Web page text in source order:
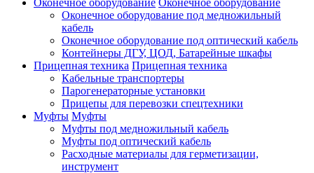
Оконечное оборудование Оконечное оборудование
Оконечное оборудование под медножильный
кабель
Оконечное оборудование под оптический кабель
Контейнеры ДГУ, ЦОД, Батарейные шкафы
Прицепная техника Прицепная техника
Кабельные транспортеры
Парогенераторные установки
Прицепы для перевозки спецтехники
Муфты Муфты
Муфты под медножильный кабель
Муфты под оптический кабель
Расходные материалы для герметизации,
инструмент